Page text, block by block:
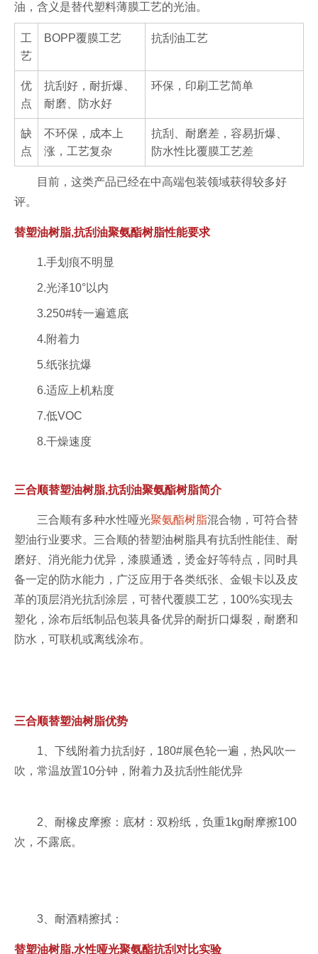
油，含义是替代塑料薄膜工艺的光油。
工
艺
BOPP覆膜工艺 抗刮油工艺
优
点
抗刮好，耐折爆、
耐磨、防水好
环保，印刷工艺简单
缺
点
不环保，成本上
涨，工艺复杂
抗刮、耐磨差，容易折爆、
防水性比覆膜工艺差
目前，这类产品已经在中高端包装领域获得较多好
评。
替塑油树脂,抗刮油聚氨酯树脂性能要求
1.手划痕不明显
2.光泽10°以内
3.250#转一遍遮底
4.附着力
5.纸张抗爆
6.适应上机粘度
7.低VOC
8.干燥速度
三合顺替塑油树脂,抗刮油聚氨酯树脂简介
三合顺有多种水性哑光聚氨酯树脂混合物，可符合替
塑油行业要求。三合顺的替塑油树脂具有抗刮性能佳、耐
磨好、消光能力优异，漆膜通透，烫金好等特点，同时具
备一定的防水能力，广泛应用于各类纸张、金银卡以及皮
革的顶层消光抗刮涂层，可替代覆膜工艺，100%实现去
塑化，涂布后纸制品包装具备优异的耐折口爆裂，耐磨和
防水，可联机或离线涂布。
三合顺替塑油树脂优势
1、下线附着力抗刮好，180#展色轮一遍，热风吹一
吹，常温放置10分钟，附着力及抗刮性能优异
2、耐橡皮摩擦：底材：双粉纸，负重1kg耐摩擦100
次，不露底。
3、耐酒精擦拭：
替塑油树脂,水性哑光聚氨酯抗刮对比实验